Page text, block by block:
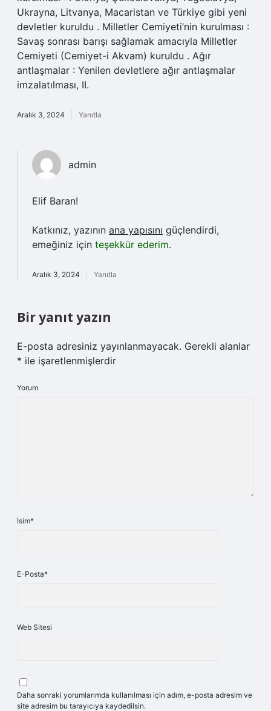
Ukrayna, Litvanya, Macaristan ve Türkiye gibi yeni
devletler kuruldu . Milletler Cemiyeti’nin kurulması :
Savaş sonrası barışı sağlamak amacıyla Milletler
Cemiyeti (Cemiyet-i Akvam) kuruldu . Ağır
antlaşmalar : Yenilen devletlere ağır antlaşmalar
imzalatılması, II.
Aralık 3, 2024 Yanıtla
admin
Elif Baran!
Katkınız, yazının ana yapısını güçlendirdi,
emeğiniz için teşekkür ederim.
Aralık 3, 2024 Yanıtla
Bir yanıt yazın
E-posta adresiniz yayınlanmayacak. Gerekli alanlar
* ile işaretlenmişlerdir
Yorum
İsim*
E-Posta*
Web Sitesi
Daha sonraki yorumlarımda kullanılması için adım, e-posta adresim ve
site adresim bu tarayıcıya kaydedilsin.